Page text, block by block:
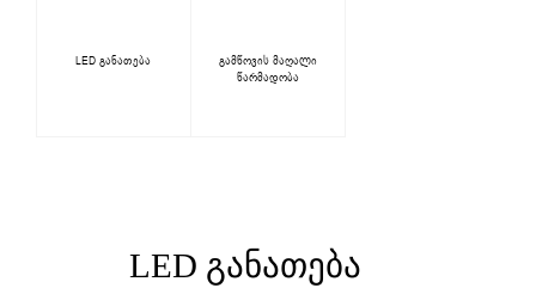
LED განათება
გამწოვის მაღალი
წარმადობა
LED ᲒᲐᲜᲐᲗᲔᲑᲐ